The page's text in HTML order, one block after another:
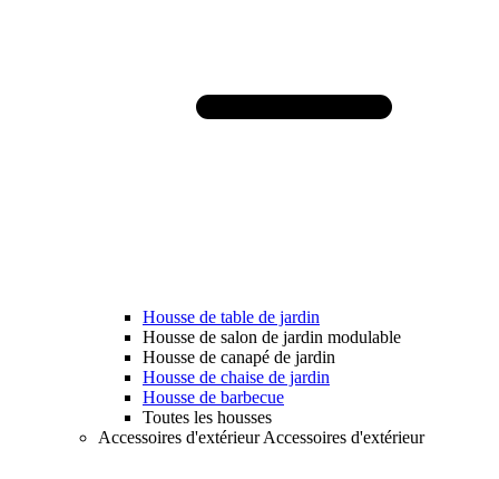
Housse de table de jardin
Housse de salon de jardin modulable
Housse de canapé de jardin
Housse de chaise de jardin
Housse de barbecue
Toutes les housses
Accessoires d'extérieur Accessoires d'extérieur